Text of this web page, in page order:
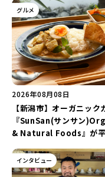
グルメ
2026年08月08日
【新潟市】オーガニック
『SunSan(サンサン
& Natural Foods』が平
「抗酸化☆レモンチキン
ー」と「美容と健康を考
インタビュー